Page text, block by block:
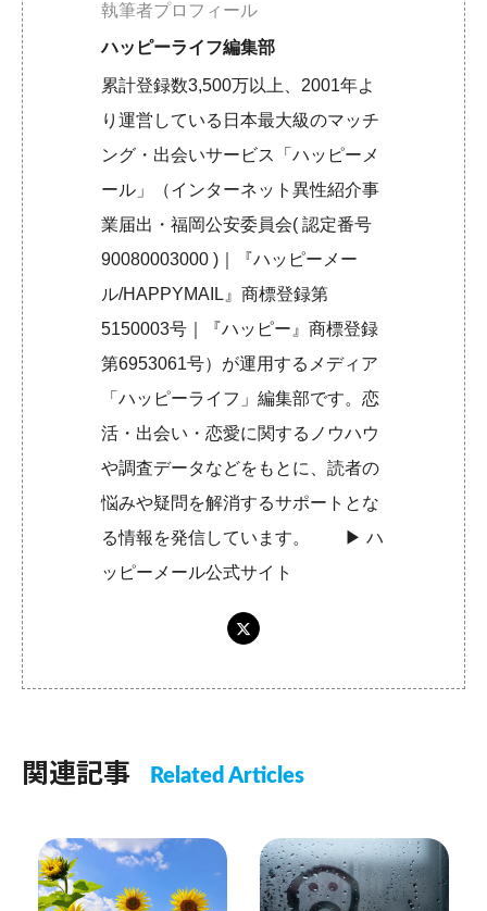
執筆者プロフィール
ハッピーライフ編集部
累計登録数3,500万以上、2001年よ
り運営している日本最大級のマッチ
ング・出会いサービス「ハッピーメ
ール」（インターネット異性紹介事
業届出・福岡公安委員会( 認定番号
90080003000 )｜『ハッピーメー
ル/HAPPYMAIL』商標登録第
5150003号｜『ハッピー』商標登録
第6953061号）が運用するメディア
「ハッピーライフ」編集部です。恋
活・出会い・恋愛に関するノウハウ
や調査データなどをもとに、読者の
悩みや疑問を解消するサポートとな
る情報を発信しています。 ▶︎ハ
ッピーメール公式サイト
関連記事 Related Articles